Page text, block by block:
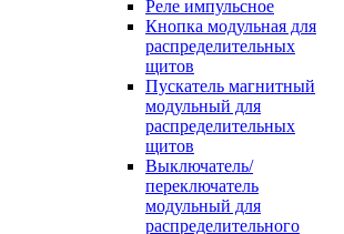
Реле импульсное
Кнопка модульная для
распределительных
щитов
Пускатель магнитный
модульный для
распределительных
щитов
Выключатель/
переключатель
модульный для
распределительного